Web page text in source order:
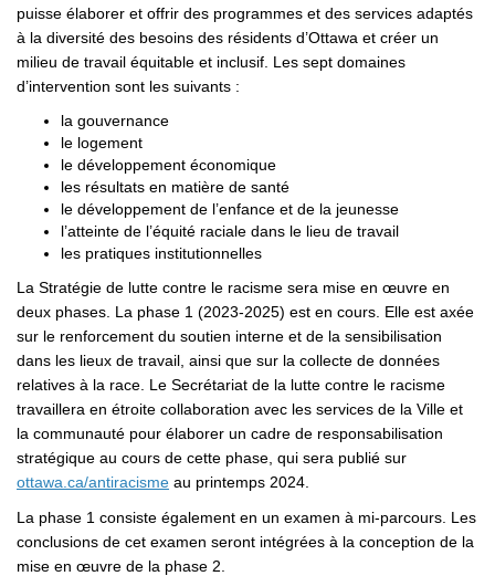
puisse élaborer et offrir des programmes et des services adaptés
à la diversité des besoins des résidents d’Ottawa et créer un
milieu de travail équitable et inclusif. Les sept domaines
d’intervention sont les suivants :
la gouvernance
le logement
le développement économique
les résultats en matière de santé
le développement de l’enfance et de la jeunesse
l’atteinte de l’équité raciale dans le lieu de travail
les pratiques institutionnelles
La Stratégie de lutte contre le racisme sera mise en œuvre en
deux phases. La phase 1 (2023-2025) est en cours. Elle est axée
sur le renforcement du soutien interne et de la sensibilisation
dans les lieux de travail, ainsi que sur la collecte de données
relatives à la race. Le Secrétariat de la lutte contre le racisme
travaillera en étroite collaboration avec les services de la Ville et
la communauté pour élaborer un cadre de responsabilisation
stratégique au cours de cette phase, qui sera publié sur
ottawa.ca/antiracisme(Liens externes)
au printemps 2024.
La phase 1 consiste également en un examen à mi-parcours. Les
conclusions de cet examen seront intégrées à la conception de la
mise en œuvre de la phase 2.